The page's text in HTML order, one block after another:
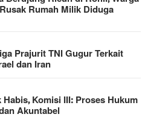
Rumah Milik Diduga
Prajurit TNI Gugur Terkait
dan Iran
Komisi III: Proses Hukum
Akuntabel